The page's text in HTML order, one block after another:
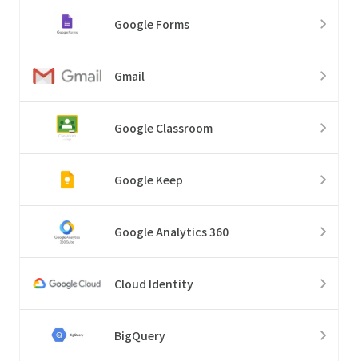
Google Forms
Gmail
Google Classroom
Google Keep
Google Analytics 360
Cloud Identity
BigQuery